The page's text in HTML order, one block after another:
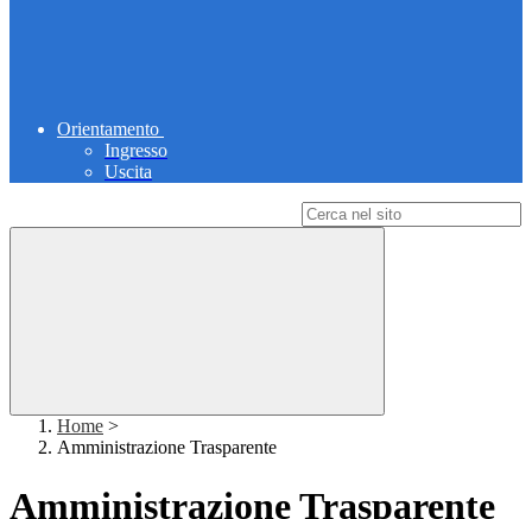
Orientamento
Ingresso
Uscita
Home >
Amministrazione Trasparente
Amministrazione Trasparente